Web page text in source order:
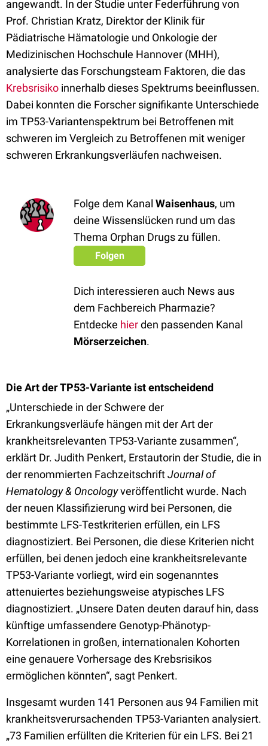
angewandt. In der Studie unter Federführung von
Prof. Christian Kratz, Direktor der Klinik für
Pädiatrische Hämatologie und Onkologie der
Medizinischen Hochschule Hannover (MHH),
analysierte das Forschungsteam Faktoren, die das
Krebsrisiko innerhalb dieses Spektrums beeinflussen.
Dabei konnten die Forscher signifikante Unterschiede
im TP53-Variantenspektrum bei Betroffenen mit
schweren im Vergleich zu Betroffenen mit weniger
schweren Erkrankungsverläufen nachweisen.
Folge dem Kanal Waisenhaus, um
deine Wissenslücken rund um das
Thema Orphan Drugs zu füllen.
Folgen
Dich interessieren auch News aus
dem Fachbereich Pharmazie?
Entdecke hierden passenden Kanal
Mörserzeichen.
Die Art der TP53-Variante ist entscheidend
„Unterschiede in der Schwere der
Erkrankungsverläufe hängen mit der Art der
krankheitsrelevanten TP53-Variante zusammen“,
erklärt Dr. Judith Penkert, Erstautorin der Studie, die in
der renommierten FachzeitschriftJournal of
Hematology & Oncologyveröffentlicht wurde. Nach
der neuen Klassifizierung wird bei Personen, die
bestimmte LFS-Testkriterien erfüllen, ein LFS
diagnostiziert. Bei Personen, die diese Kriterien nicht
erfüllen, bei denen jedoch eine krankheitsrelevante
TP53-Variante vorliegt, wird ein sogenanntes
attenuiertes beziehungsweise atypisches LFS
diagnostiziert. „Unsere Daten deuten darauf hin, dass
künftige umfassendere Genotyp-Phänotyp-
Korrelationen in großen, internationalen Kohorten
eine genauere Vorhersage des Krebsrisikos
ermöglichen könnten“, sagt Penkert.
Insgesamt wurden 141 Personen aus 94 Familien mit
krankheitsverursachenden TP53-Varianten analysiert.
„73 Familien erfüllten die Kriterien für ein LFS. Bei 21